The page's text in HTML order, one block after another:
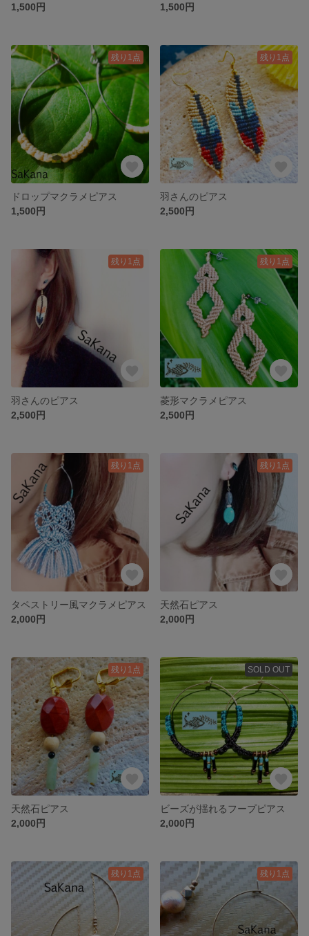
1,500円
1,500円
残り1点
ドロップマクラメピアス
1,500円
残り1点
羽さんのピアス
2,500円
残り1点
羽さんのピアス
2,500円
残り1点
菱形マクラメピアス
2,500円
残り1点
タペストリー風マクラメピアス
2,000円
残り1点
天然石ピアス
2,000円
残り1点
天然石ピアス
2,000円
SOLD OUT
ビーズが揺れるフープピアス
2,000円
残り1点 残り1点